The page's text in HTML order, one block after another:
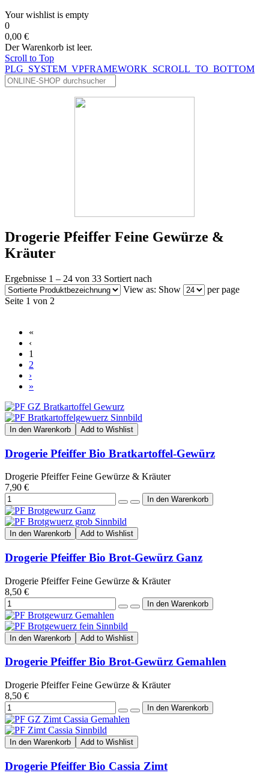
Your wishlist is empty
0
0,00 €
Der Warenkorb ist leer.
Scroll to Top
PLG_SYSTEM_VPFRAMEWORK_SCROLL_TO_BOTTOM
Drogerie Pfeiffer Feine Gewürze &
Kräuter
Ergebnisse 1 – 24 von 33 Sortiert nach
View as: Show
per page
Seite 1 von 2
«
‹
1
2
›
»
In den Warenkorb Add to Wishlist
Drogerie Pfeiffer Bio Bratkartoffel-Gewürz
Drogerie Pfeiffer Feine Gewürze & Kräuter
7,90 €
In den Warenkorb Add to Wishlist
Drogerie Pfeiffer Bio Brot-Gewürz Ganz
Drogerie Pfeiffer Feine Gewürze & Kräuter
8,50 €
In den Warenkorb Add to Wishlist
Drogerie Pfeiffer Bio Brot-Gewürz Gemahlen
Drogerie Pfeiffer Feine Gewürze & Kräuter
8,50 €
In den Warenkorb Add to Wishlist
Drogerie Pfeiffer Bio Cassia Zimt